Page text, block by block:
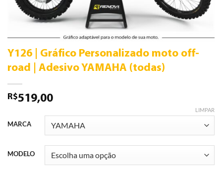
Y126 | Gráfico Personalizado moto off-
road | Adesivo YAMAHA (todas)
R$519,00
MARCA
MODELO
LIMPAR